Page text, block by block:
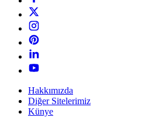
Hakkımızda
Diğer Sitelerimiz
Künye